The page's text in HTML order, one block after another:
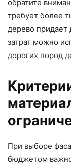
обратите
требует более
дерево придает
затрат можно
дорогих пород
При выборе
бюджетом